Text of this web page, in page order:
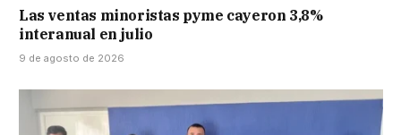
Las ventas minoristas pyme cayeron 3,8%
interanual en julio
9 de agosto de 2026